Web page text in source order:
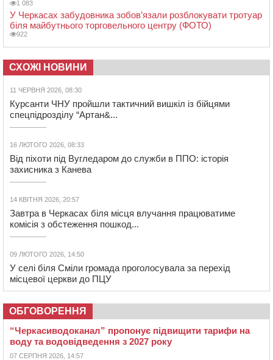
1 083
У Черкасах забудовника зобов’язали розблокувати тротуар
біля майбутнього торговельного центру (ФОТО)
922
СХОЖІ НОВИНИ
11 ЧЕРВНЯ 2026, 08:30
Курсанти ЧНУ пройшли тактичний вишкіл із бійцями
спецпідрозділу “Артан&...
16 ЛЮТОГО 2026, 08:33
Від піхоти під Вугледаром до служби в ППО: історія
захисника з Канева
14 КВІТНЯ 2026, 20:57
Завтра в Черкасах біля місця влучання працюватиме
комісія з обстеження пошкод...
09 ЛЮТОГО 2026, 14:50
У селі біля Сміли громада проголосувала за перехід
місцевої церкви до ПЦУ
ОБГОВОРЕННЯ
“Черкасиводоканал” пропонує підвищити тарифи на
воду та водовідведення з 2027 року
07 СЕРПНЯ 2026, 14:57